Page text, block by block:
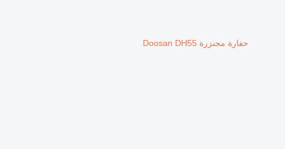
حفارة مجنزرة Doosan DH55